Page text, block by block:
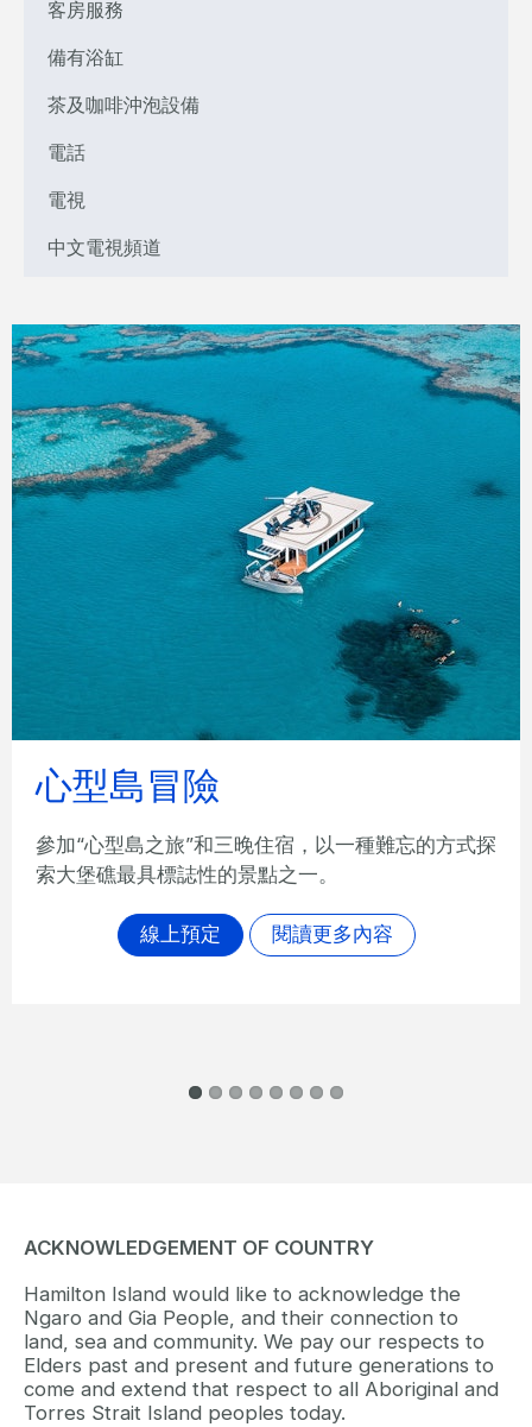
客房服務
備有浴缸
茶及咖啡沖泡設備
電話
電視
中文電視頻道
心型島冒險
參加“心型島之旅”和三晚住宿，以一種難忘的方式探
索大堡礁最具標誌性的景點之一。
線上預定 閱讀更多內容
ACKNOWLEDGEMENT OF COUNTRY
Hamilton Island would like to acknowledge the
Ngaro and Gia People, and their connection to
land, sea and community. We pay our respects to
Elders past and present and future generations to
come and extend that respect to all Aboriginal and
Torres Strait Island peoples today.